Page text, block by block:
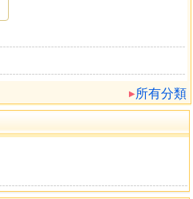
所有分類